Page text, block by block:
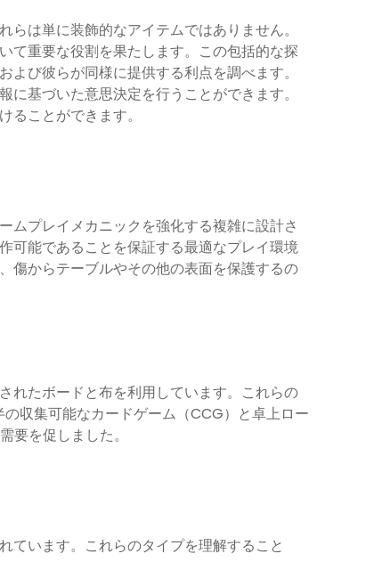
は単に装飾的なアイテムではありません。
て重要な役割を果たします。この包括的な探
び彼らが同様に提供する利点を調べます。
基づいた意思決定を行うことができます。
ことができます。
ムプレイメカニックを強化する複雑に設計さ
可能であることを保証する最適なプレイ環境
傷からテーブルやその他の表面を保護するの
れたボードと布を利用しています。これらの
収集可能なカードゲーム（CCG）と卓上ロー
を促しました。
ています。これらのタイプを理解すること